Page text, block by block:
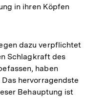
in ihren Köpfen
dazu verpflichtet
Schlagkraft des
haben
hervorragendste
Behauptung ist